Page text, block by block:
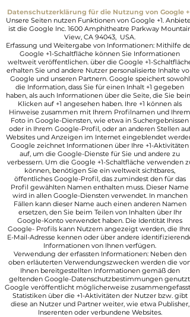
Datenschutzerklärung für die Nutzung von Google +1
Unsere Seiten nutzen Funktionen von Google +1. Anbieter
ist die Google Inc. 1600 Amphitheatre Parkway Mountain
View, CA 94043, USA.
Erfassung und Weitergabe von Informationen: Mithilfe der
Google +1-Schaltfläche können Sie Informationen
weltweit veröffentlichen. über die Google +1-Schaltfläche
erhalten Sie und andere Nutzer personalisierte Inhalte von
Google und unseren Partnern. Google speichert sowohl
die Information, dass Sie für einen Inhalt +1 gegeben
haben, als auch Informationen über die Seite, die Sie beim
Klicken auf +1 angesehen haben. Ihre +1 können als
Hinweise zusammen mit Ihrem Profilnamen und Ihrem
Foto in Google-Diensten, wie etwa in Suchergebnissen
oder in Ihrem Google-Profil, oder an anderen Stellen auf
Websites und Anzeigen im Internet eingeblendet werden.
Google zeichnet Informationen über Ihre +1-Aktivitäten
auf, um die Google-Dienste für Sie und andere zu
verbessern. Um die Google +1-Schaltfläche verwenden zu
können, benötigen Sie ein weltweit sichtbares,
öffentliches Google-Profil, das zumindest den für das
Profil gewählten Namen enthalten muss. Dieser Name
wird in allen Google-Diensten verwendet. In manchen
Fällen kann dieser Name auch einen anderen Namen
ersetzen, den Sie beim Teilen von Inhalten über Ihr
Google-Konto verwendet haben. Die Identität Ihres
Google- Profils kann Nutzern angezeigt werden, die Ihre
E-Mail-Adresse kennen oder über andere identifizierende
Informationen von Ihnen verfügen.
Verwendung der erfassten Informationen: Neben den
oben erläuterten Verwendungszwecken werden die von
Ihnen bereitgestellten Informationen gemäß den
geltenden Google-Datenschutzbestimmungen genutzt.
Google veröffentlicht möglicherweise zusammengefasste
Statistiken über die +1-Aktivitäten der Nutzer bzw. gibt
diese an Nutzer und Partner weiter, wie etwa Publisher,
Inserenten oder verbundene Websites.